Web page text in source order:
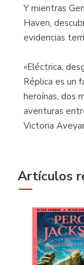
Y mientras
Haven,
evidencias
«Eléctrica,
Réplica es un
heroínas, dos
aventuras
Victoria
Artículos